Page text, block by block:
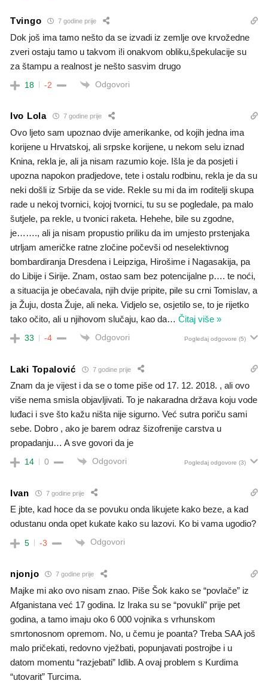
Tvingo 7 godine prije
Dok još ima tamo nešto da se izvadi iz zemlje ove krvožedne
zveri ostaju tamo u takvom i!i onakvom obliku,špekulacije su
za štampu a realnost je nešto sasvim drugo
18 -2 Odgovori
Ivo Lola 7 godine prije
Ovo ljeto sam upoznao dvije amerikanke, od kojih jedna ima
korijene u Hrvatskoj, ali srpske korijene, u nekom selu iznad
Knina, rekla je, ali ja nisam razumio koje. Išla je da posjeti i
upozna napokon pradjedove, tete i ostalu rodbinu, rekla je da su
neki došli iz Srbije da se vide. Rekle su mi da im roditelji skupa
rade u nekoj tvornici, kojoj tvornici, tu su se pogledale, pa malo
šutjele, pa rekle, u tvonici raketa. Hehehe, bile su zgodne,
je……., ali ja nisam propustio priliku da im umjesto prstenjaka
utrljam američke ratne zločine počevši od neselektivnog
bombardiranja Dresdena i Leipziga, Hirošime i Nagasakija, pa
do Libije i Sirije. Znam, ostao sam bez potencijalne p…. te noći,
a situacija je obećavala, njih dvije pripite, pile su crni Tomislav, a
ja Žuju, dosta Žuje, ali neka. Vidjelo se, osjetilo se, to je rijetko
tako očito, ali u njihovom slučaju, kao da… Čitaj više »
33 -4 Odgovori Pogledaj odgovore (5)
Laki Topalović 7 godine prije
Znam da je vijest i da se o tome piše od 17. 12. 2018. , ali ovo
više nema smisla objavljivati. To je nakaradna država koju vode
luđaci i sve što kažu ništa nije sigurno. Već sutra poriču sami
sebe. Dobro , ako je barem odraz šizofrenije carstva u
propadanju… A sve govori da je
14 0 Odgovori Pogledaj odgovore (3)
Ivan 7 godine prije
E jbte, kad hoce da se povuku onda likujete kako beze, a kad
odustanu onda opet kukate kako su lazovi. Ko bi vama ugodio?
5 -3 Odgovori
njonjo 7 godine prije
Majke mi ako ovo nisam znao. Piše Šok kako se “povlače” iz
Afganistana već 17 godina. Iz Iraka su se “povukli” prije pet
godina, a tamo imaju oko 6 000 vojnika s vrhunskom
smrtonosnom opremom. No, u čemu je poanta? Treba SAA još
malo pričekati, redovno vježbati, popunjavati postrojbe i u
datom momentu “razjebati” Idlib. A ovaj problem s Kurdima
“utovarit” Turcima.